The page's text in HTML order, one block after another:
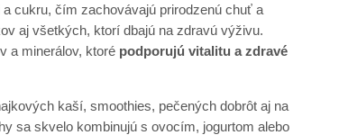
cukru, čím zachovávajú prirodzenú chuť a
aj všetkých, ktorí dbajú na zdravú výživu.
a minerálov, ktoré podporujú vitalitu a zdravé
kaší, smoothies, pečených dobrôt aj na
sa skvelo kombinujú s ovocím, jogurtom alebo